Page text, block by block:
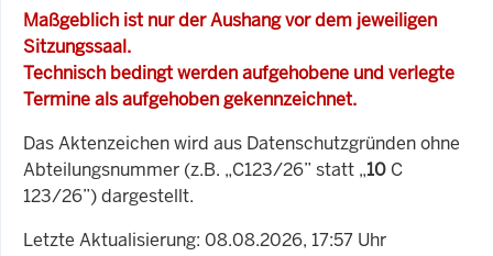
Maßgeblich ist nur der Aushang vor dem jeweiligen
Sitzungssaal.
Technisch bedingt werden aufgehobene und verlegte
Termine als aufgehoben gekennzeichnet.
Das Aktenzeichen wird aus Datenschutzgründen ohne
Abteilungsnummer (z.B. „C123/26” statt „10 C
123/26”) dargestellt.
Letzte Aktualisierung: 08.08.2026, 17:57 Uhr